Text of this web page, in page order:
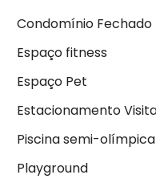
Condomínio Fechado
Espaço fitness
Espaço Pet
Estacionamento
Piscina semi-olímpica
Playground